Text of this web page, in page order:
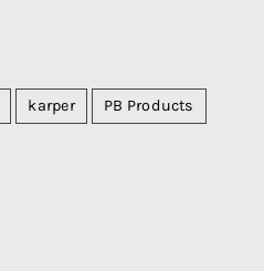
karper PB Products